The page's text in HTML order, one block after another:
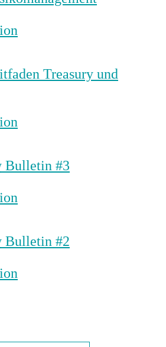
Treasury und
Bulletin #3
Bulletin #2